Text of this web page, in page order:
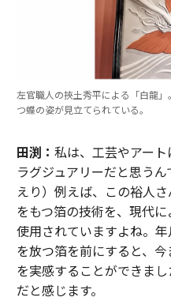
左官職人の挾土秀平による「白龍
つ蝶の姿が見立てられている。
田渕： 私は、工芸やアー
ラグジュアリーだと思う
えり）例えば、この裕人
をもつ箔の技術を、現代
使用されていますよね。
を放つ箔を前にすると、
を実感することができま
だと感じます。